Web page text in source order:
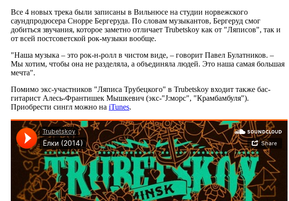
Все 4 новых трека были записаны в Вильнюсе на студии норвежского
саундпродюсера Снорре Бергеруда. По словам музыкантов, Бергеруд смог
добиться звучания, которое заметно отличает Trubetskoy как от "Ляписов", так и
от всей постсоветской рок-музыки вообще.
"Наша музыка – это рок-н-ролл в чистом виде, – говорит Павел Булатников. –
Мы хотим, чтобы она не разделяла, а объединяла людей. Это наша самая большая
мечта".
Помимо экс-участников "Ляписа Трубецкого" в Trubetskoy входит также бас-
гитарист Алесь-Франтишек Мышкевич (экс-"J:морс", "Крамбамбуля").
Приобрести сингл можно на iTunes.